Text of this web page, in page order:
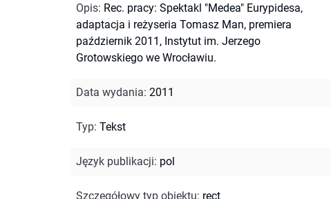
Opis: Rec. pracy: Spektakl "Medea" Eurypidesa,
adaptacja i reżyseria Tomasz Man, premiera
październik 2011, Instytut im. Jerzego
Grotowskiego we Wrocławiu.
Data wydania: 2011
Typ: Tekst
Język publikacji: pol
Szczegółowy typ obiektu: rect